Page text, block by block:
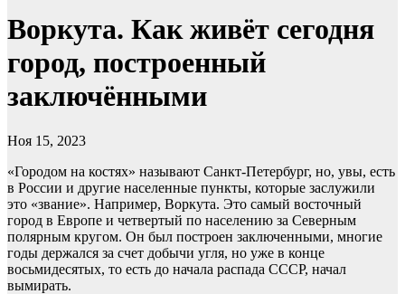
Воркута. Как живёт сегодня
город, построенный
заключёнными
Ноя 15, 2023
«Городом на костях» называют Санкт-Петербург, но, увы, есть
в России и другие населенные пункты, которые заслужили
это «звание». Например, Воркута. Это самый восточный
город в Европе и четвертый по населению за Северным
полярным кругом. Он был построен заключенными, многие
годы держался за счет добычи угля, но уже в конце
восьмидесятых, то есть до начала распада СССР, начал
вымирать.